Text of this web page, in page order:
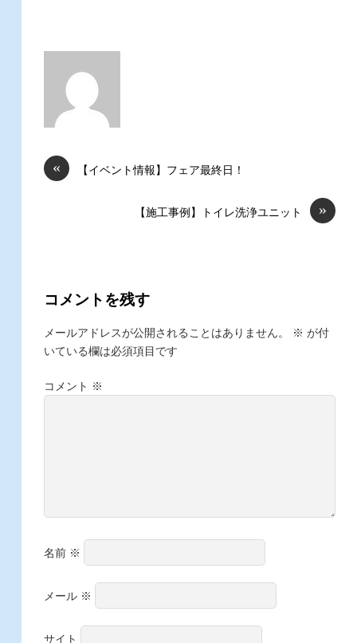
« 【イベント情報】フェア最終日！
»
【施工事例】トイレ洗浄ユニット
コメントを残す
メールアドレスが公開されることはありません。 ※ が付
いている欄は必須項目です
コメント ※
名前 ※
メール ※
サイト